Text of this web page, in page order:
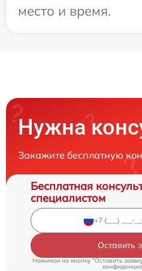
место и время.
Нужна
Закажите бесплатную
Бесплатная
специалистом
Оставить
Нажимая на кнопку "Оставить